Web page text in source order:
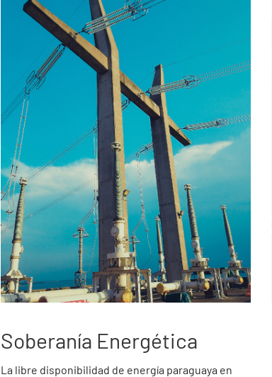
Soberanía Energética
La libre disponibilidad de energía paraguaya en